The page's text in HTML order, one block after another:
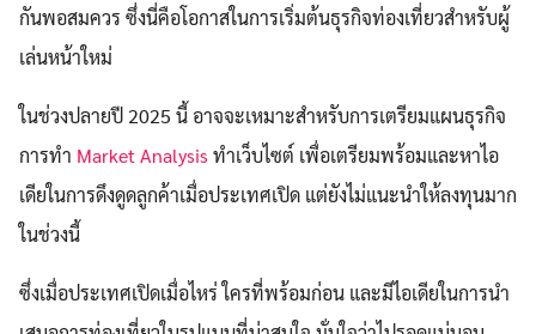
กันพอสมควร ซึ่งนี่คือโอกาสในการเริ่มต้นธุรกิจท่องเที่ยวสำหรับผู้
เล่นหน้าใหม่
ในช่วงปลายปี 2025 นี้ อาจจะเหมาะสำหรับการเตรียมแผนธุรกิจ
การทำ Market Analysis ทำเว็บไซต์ เพื่อเตรียมพร้อมและหาไอ
เดียในการดึงดูดลูกค้าเมื่อประเทศเปิด แต่ยังไม่แนะนำให้ลงทุนมาก
ในช่วงนี้
ซึ่งเมื่อประเทศเปิดเมื่อไหร่ ใครที่พร้อมก่อน และมีไอเดียในการนำ